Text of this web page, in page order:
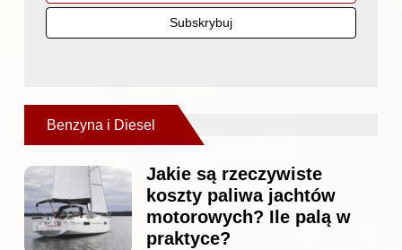
Benzyna i Diesel
Jakie są rzeczywiste
koszty paliwa jachtów
motorowych? Ile palą w
praktyce?